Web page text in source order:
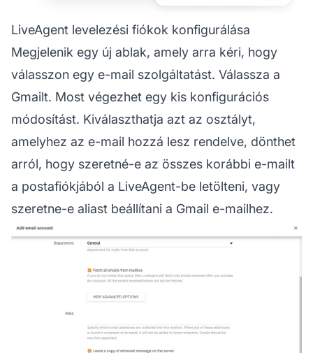
LiveAgent levelezési fiókok konfigurálása
Megjelenik egy új ablak, amely arra kéri, hogy
válasszon egy e-mail szolgáltatást. Válassza a
Gmailt. Most végezhet egy kis konfigurációs
módosítást. Kiválaszthatja azt az osztályt,
amelyhez az e-mail hozzá lesz rendelve, dönthet
arról, hogy szeretné-e az összes korábbi e-mailt
a postafiókjából a LiveAgent-be letölteni, vagy
szeretne-e aliast beállítani a Gmail e-mailhez.